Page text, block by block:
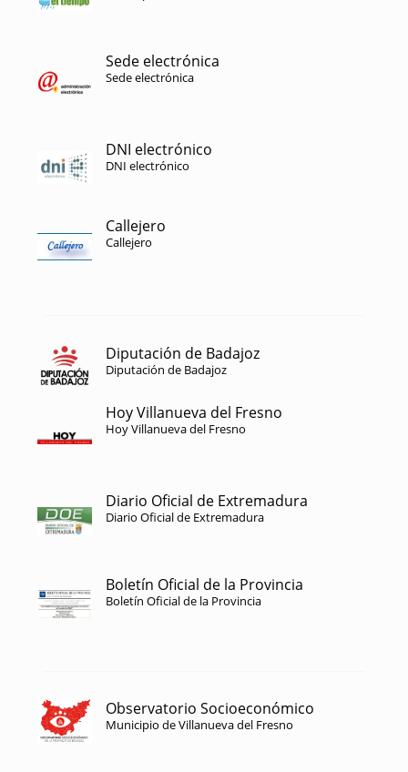
Sede electrónica
Sede electrónica
DNI electrónico
DNI electrónico
Callejero
Callejero
Diputación de Badajoz
Diputación de Badajoz
Hoy Villanueva del Fresno
Hoy Villanueva del Fresno
Diario Oficial de Extremadura
Diario Oficial de Extremadura
Boletín Oficial de la Provincia
Boletín Oficial de la Provincia
Observatorio Socioeconómico
Municipio de Villanueva del Fresno